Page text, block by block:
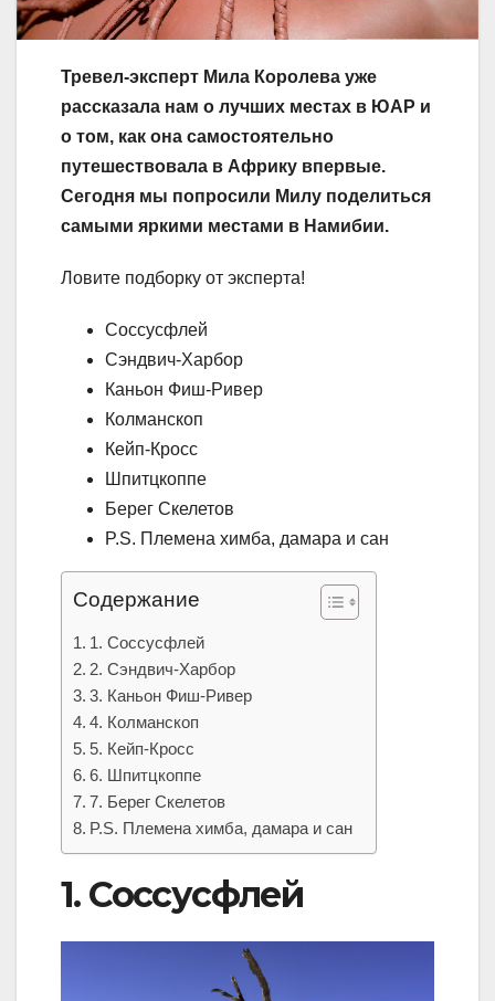
Тревел-эксперт Мила Королева уже
рассказала нам о лучших местах в ЮАР и
о том, как она самостоятельно
путешествовала в Африку впервые.
Сегодня мы попросили Милу поделиться
самыми яркими местами в Намибии.
Ловите подборку от эксперта!
Соссусфлей
Сэндвич-Харбор
Каньон Фиш-Ривер
Колманскоп
Кейп-Кросс
Шпитцкоппе
Берег Скелетов
P.S. Племена химба, дамара и сан
Содержание
1. Соссусфлей
2. Сэндвич-Харбор
3. Каньон Фиш-Ривер
4. Колманскоп
5. Кейп-Кросс
6. Шпитцкоппе
7. Берег Скелетов
P.S. Племена химба, дамара и сан
1. Соссусфлей